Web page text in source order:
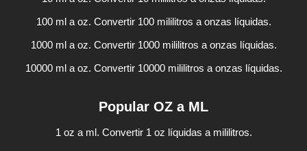
100 ml a oz. Convertir 100 mililitros a onzas líquidas.
1000 ml a oz. Convertir 1000 mililitros a onzas líquidas.
10000 ml a oz. Convertir 10000 mililitros a onzas líquidas.
Popular OZ a ML
1 oz a ml. Convertir 1 oz líquidas a mililitros.